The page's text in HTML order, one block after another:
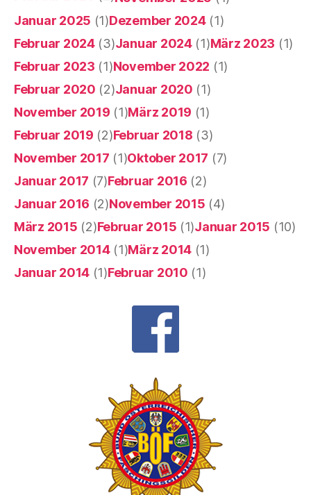
Januar 2025 (1)Dezember 2024(1)
Februar 2024(3)Januar 2024(1)März 2023 (1)
Februar 2023 (1)November 2022 (1)
Februar 2020 (2)Januar 2020 (1)
November 2019 (1)März 2019 (1)
Februar 2019 (2)Februar 2018 (3)
November 2017 (1)Oktober 2017 (7)
Januar 2017 (7)Februar 2016 (2)
Januar 2016 (2)November 2015 (4)
März 2015 (2)Februar 2015 (1)Januar 2015 (10)
November 2014(1)März 2014 (1)
Januar 2014 (1)Februar 2010 (1)